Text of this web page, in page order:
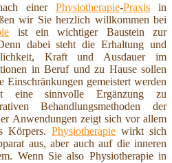
einer Physiotherapie-Praxisin
wir Sie herzlich willkommen bei
ist ein wichtiger Baustein zur
dabei steht die Erhaltung und
Kraft und Ausdauer im
in Beruf und zu Hause sollen
Einschränkungen gemeistert werden
sinnvolle Ergänzung zu
Behandlungsmethoden der
Anwendungen zeigt sich vor allem
Körpers. Physiotherapie wirkt sich
aus, aber auch auf die inneren
Wenn Sie also Physiotherapie in